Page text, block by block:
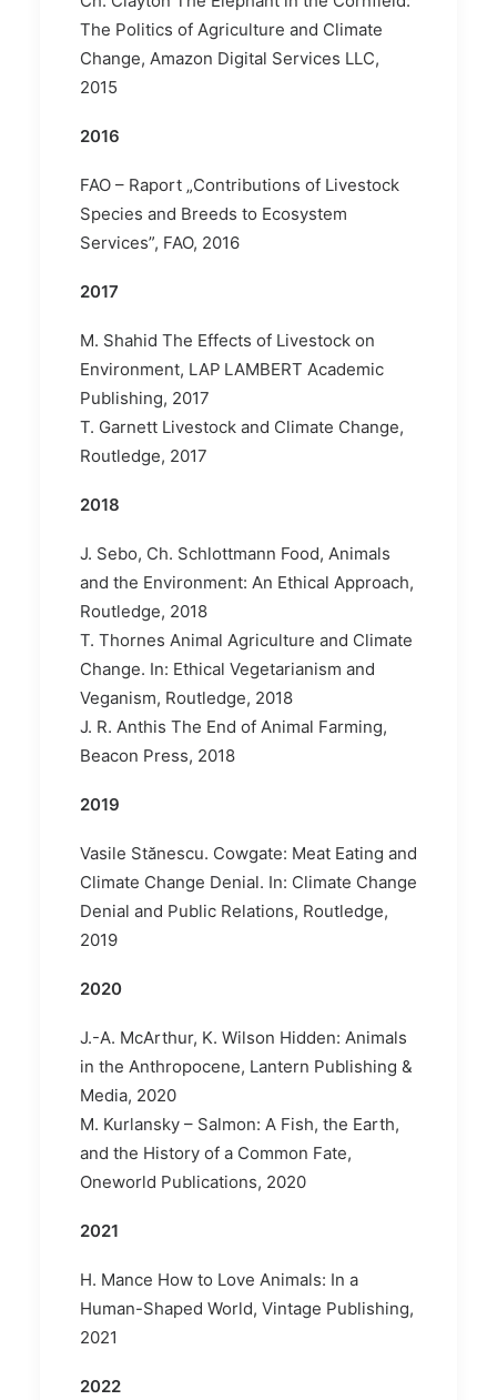
The Politics of Agriculture and Climate
Change, Amazon Digital Services LLC,
2015
2016
FAO – Raport „Contributions of Livestock
Species and Breeds to Ecosystem
Services”, FAO, 2016
2017
M. Shahid The Effects of Livestock on
Environment, LAP LAMBERT Academic
Publishing, 2017
T. Garnett Livestock and Climate Change,
Routledge, 2017
2018
J. Sebo, Ch. Schlottmann Food, Animals
and the Environment: An Ethical Approach,
Routledge, 2018
T. Thornes Animal Agriculture and Climate
Change. In: Ethical Vegetarianism and
Veganism, Routledge, 2018
J. R. Anthis The End of Animal Farming,
Beacon Press, 2018
2019
Vasile Stănescu. Cowgate: Meat Eating and
Climate Change Denial. In: Climate Change
Denial and Public Relations, Routledge,
2019
2020
J.-A. McArthur, K. Wilson Hidden: Animals
in the Anthropocene, Lantern Publishing &
Media, 2020
M. Kurlansky – Salmon: A Fish, the Earth,
and the History of a Common Fate,
Oneworld Publications, 2020
2021
H. Mance How to Love Animals: In a
Human-Shaped World, Vintage Publishing,
2021
2022